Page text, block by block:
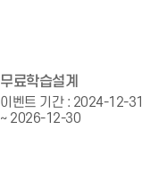
무료학습설계
이벤트 기간 : 2024-12-31
~ 2026-12-30